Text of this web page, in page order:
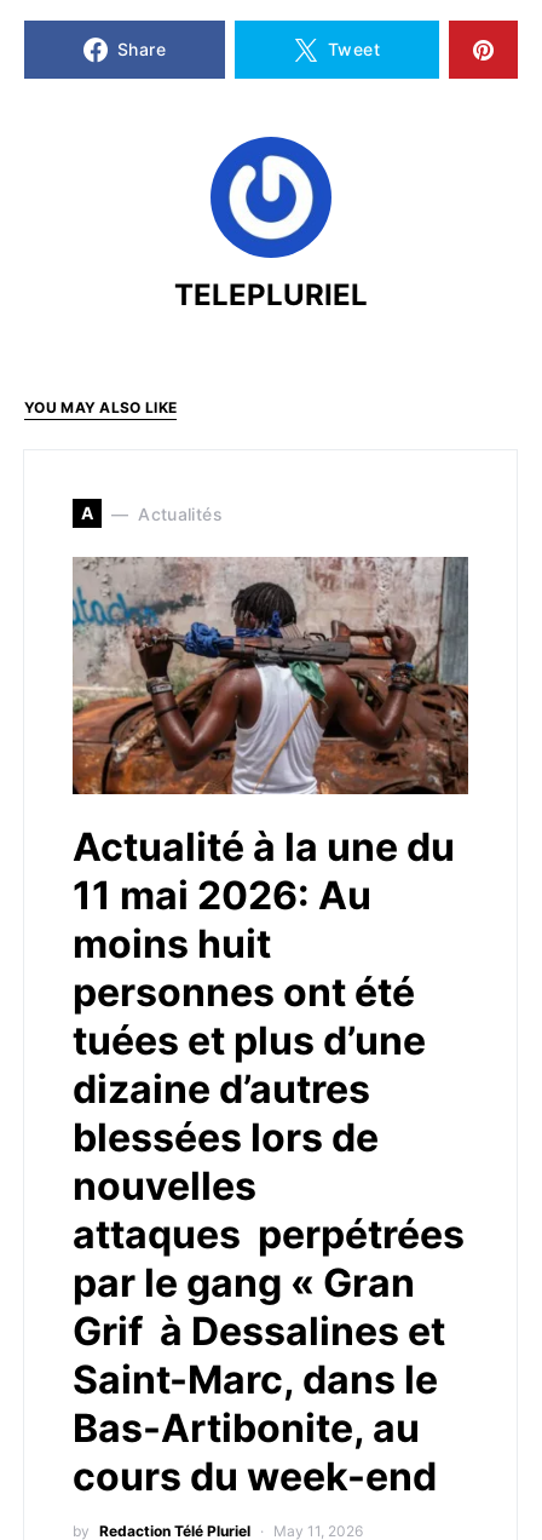
Share Tweet
TELEPLURIEL
YOU MAY ALSO LIKE
A Actualités
Actualité à la une du
11 mai 2026: Au
moins huit
personnes ont été
tuées et plus d’une
dizaine d’autres
blessées lors de
nouvelles
attaques perpétrées
par le gang « Gran
Grif à Dessalines et
Saint-Marc, dans le
Bas-Artibonite, au
cours du week-end
by Redaction Télé Pluriel May 11, 2026